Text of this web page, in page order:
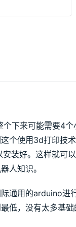
下来可能需要4
个使用3d打印技
装好。这样就可
人知识。
通用的arduino进
低，没有太多基础